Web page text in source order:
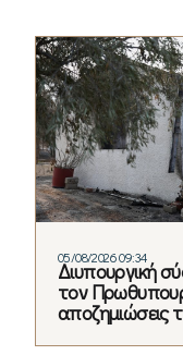
05/08/2026 09:34
Διυπουργική
τον
αποζημιώσεις